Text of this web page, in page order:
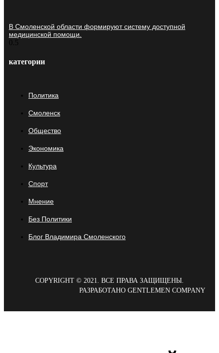
В Смоленской области формируют систему доступной
медицинской помощи.
категории
Политика
Смоленск
Общество
Экономика
Культура
Спорт
Мнение
Без Политики
Блог Владимира Смоленского
COPYRIGHT © 2021. ВСЕ ПРАВА ЗАЩИЩЕНЫ.
РАЗРАБОТАНО GENTLEMEN COMPANY